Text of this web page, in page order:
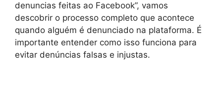
denuncias feitas ao Facebook”, vamos
descobrir o processo completo que acontece
quando alguém é denunciado na plataforma. É
importante entender como isso funciona para
evitar denúncias falsas e injustas.